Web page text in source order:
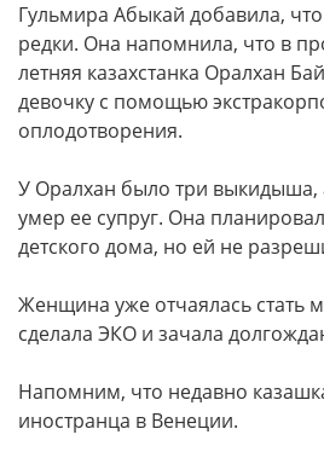
Гульмира Абыкай добавила, что
редки. Она напомнила, что в
летняя казахстанка Оралхан
девочку с помощью
оплодотворения.
У Оралхан было три выкидыша,
умер ее супруг. Она
детского дома, но ей не
Женщина уже отчаялась стать
сделала ЭКО и зачала
Напомним, что недавно
иностранца в Венеции.